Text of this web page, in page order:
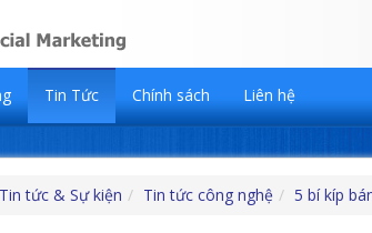
Tin Tức Chính sách Liên hệ
Tin tức & Sự kiện Tin tức công nghệ 5 bí kíp